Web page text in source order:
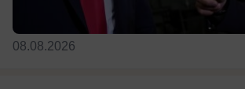
08.08.2026